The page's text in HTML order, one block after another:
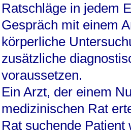
Ratschläge in jedem
Gespräch mit einem
körperliche
zusätzliche
voraussetzen.
Ein Arzt, der einem
medizinischen Rat
Rat suchende Patient